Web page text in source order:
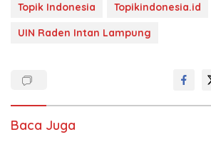
Topik Indonesia
Topikindonesia.id
UIN Raden Intan Lampung
Baca Juga